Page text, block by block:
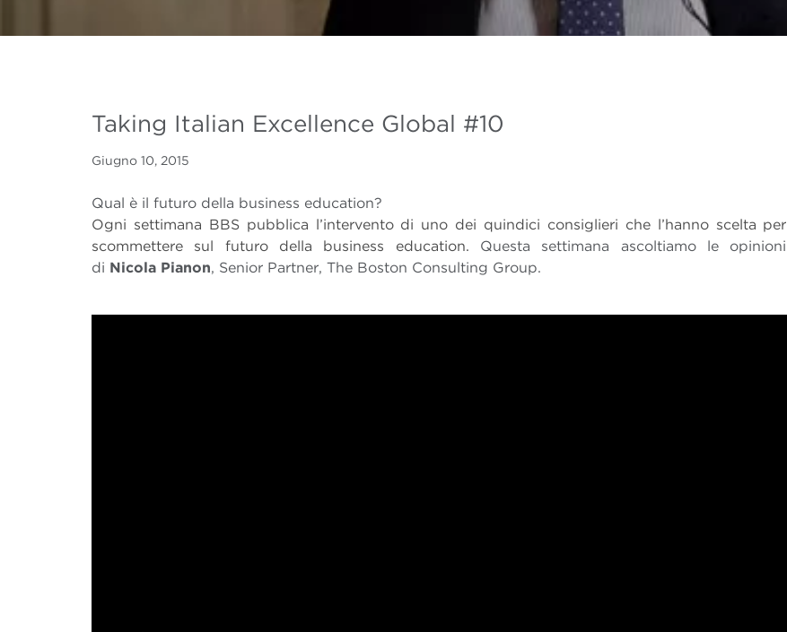
Taking Italian Excellence Global #10
Giugno 10, 2015
Qual è il futuro della business education?
Ogni settimana BBS pubblica l’intervento di uno dei quindici consiglieri che l’hanno scelta per
scommettere sul futuro della business education. Questa settimana ascoltiamo le opinioni
di Nicola Pianon, Senior Partner, The Boston Consulting Group.